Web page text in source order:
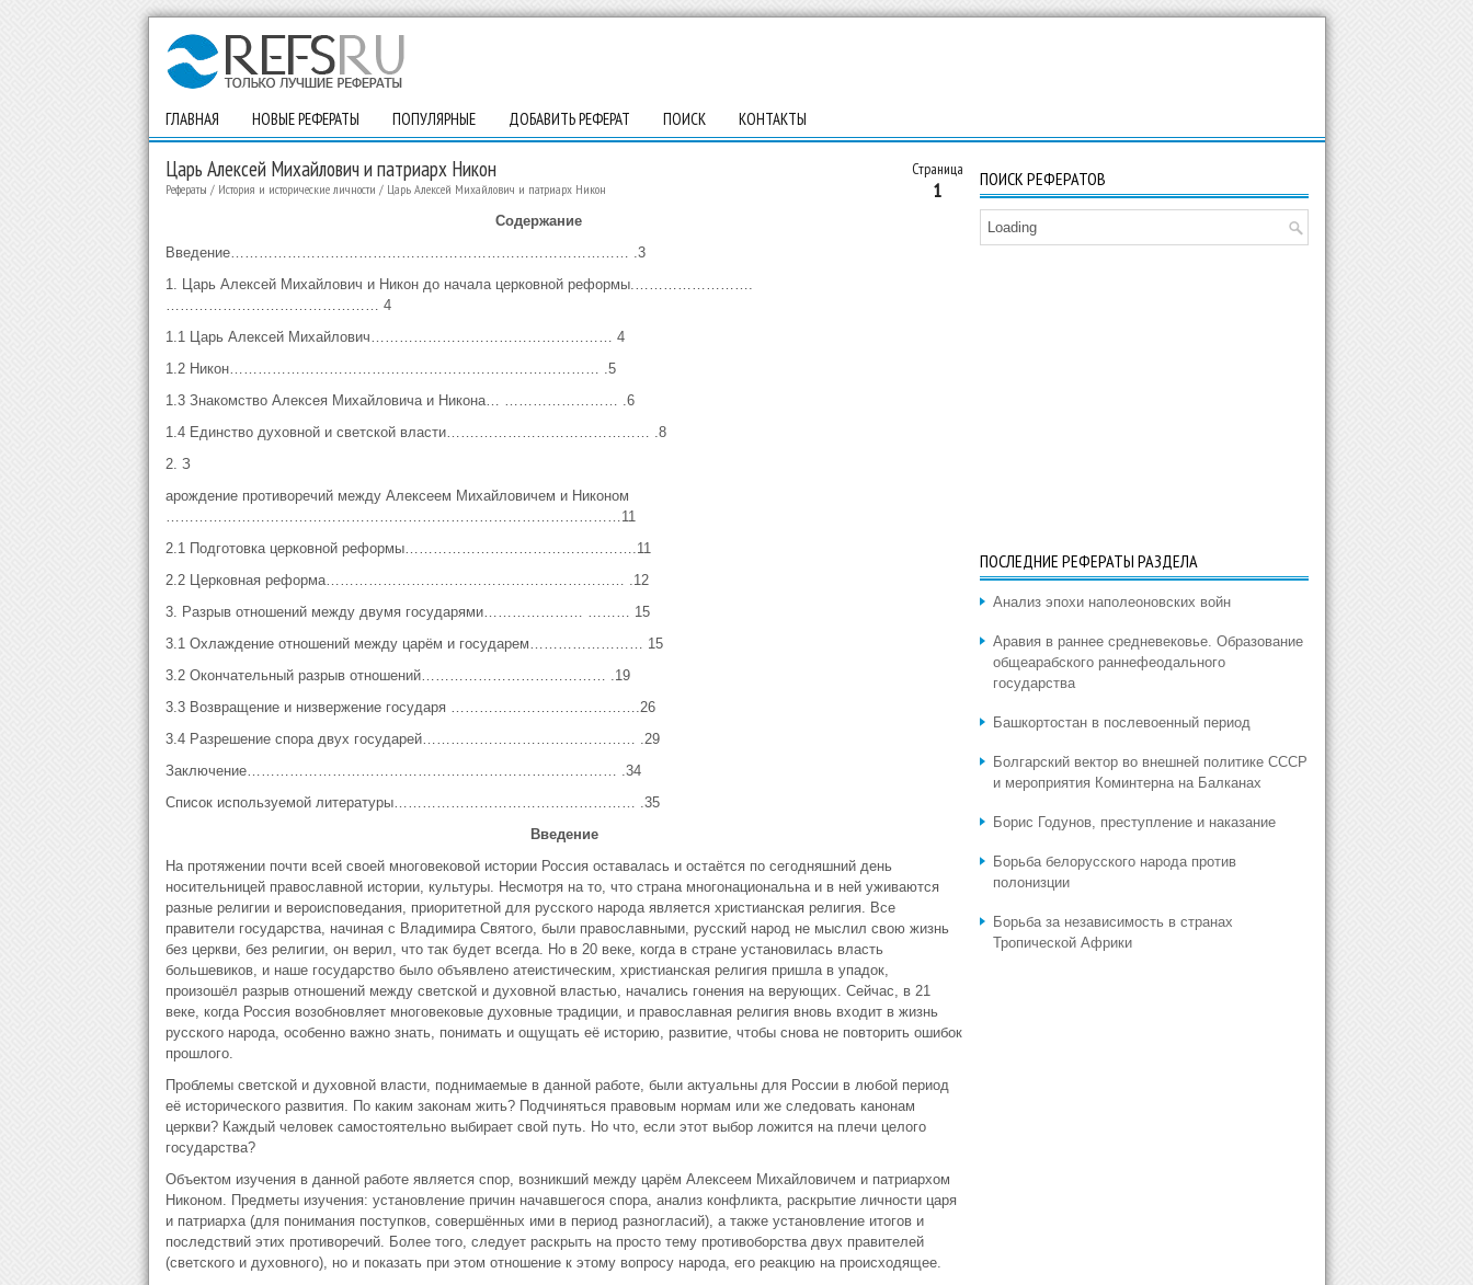
ГЛАВНАЯ НОВЫЕ РЕФЕРАТЫ ПОПУЛЯРНЫЕ ДОБАВИТЬ РЕФЕРАТ ПОИСК КОНТАКТЫ
Страница
1
Царь Алексей Михайлович и патриарх Никон
Рефераты / История и исторические личности / Царь Алексей Михайлович и патриарх Никон
Содержание
Введение………………………………………………………………………… .3
1. Царь Алексей Михайлович и Никон до начала церковной реформы.…………………….
……………………………………… 4
1.1 Царь Алексей Михайлович…………………………………………… 4
1.2 Никон…………………………………………………………………… .5
1.3 Знакомство Алексея Михайловича и Никона… …………………… .6
1.4 Единство духовной и светской власти…….……………………………… .8
2. З
арождение противоречий между Алексеем Михайловичем и Никоном
……………………………………………………………………………………11
2.1 Подготовка церковной реформы………………………………………….11
2.2 Церковная реформа……………………………………………………… .12
3. Разрыв отношений между двумя государями………………… ……… 15
3.1 Охлаждение отношений между царём и государем…………………… 15
3.2 Окончательный разрыв отношений………………………………… .19
3.3 Возвращение и низвержение государя ………………………………….26
3.4 Разрешение спора двух государей……………………………………… .29
Заключение…………………………………………………………………… .34
Список используемой литературы…………………………………………… .35
Введение
На протяжении почти всей своей многовековой истории Россия оставалась и остаётся по сегодняшний день
носительницей православной истории, культуры. Несмотря на то, что страна многонациональна и в ней уживаются
разные религии и вероисповедания, приоритетной для русского народа является христианская религия. Все
правители государства, начиная с Владимира Святого, были православными, русский народ не мыслил свою жизнь
без церкви, без религии, он верил, что так будет всегда. Но в 20 веке, когда в стране установилась власть
большевиков, и наше государство было объявлено атеистическим, христианская религия пришла в упадок,
произошёл разрыв отношений между светской и духовной властью, начались гонения на верующих. Сейчас, в 21
веке, когда Россия возобновляет многовековые духовные традиции, и православная религия вновь входит в жизнь
русского народа, особенно важно знать, понимать и ощущать её историю, развитие, чтобы снова не повторить ошибок
прошлого.
Проблемы светской и духовной власти, поднимаемые в данной работе, были актуальны для России в любой период
её исторического развития. По каким законам жить? Подчиняться правовым нормам или же следовать канонам
церкви? Каждый человек самостоятельно выбирает свой путь. Но что, если этот выбор ложится на плечи целого
государства?
Объектом изучения в данной работе является спор, возникший между царём Алексеем Михайловичем и патриархом
Никоном. Предметы изучения: установление причин начавшегося спора, анализ конфликта, раскрытие личности царя
и патриарха (для понимания поступков, совершённых ими в период разногласий), а также установление итогов и
последствий этих противоречий. Более того, следует раскрыть на просто тему противоборства двух правителей
(светского и духовного), но и показать при этом отношение к этому вопросу народа, его реакцию на происходящее.
ПОИСК РЕФЕРАТОВ
Loading
ПОСЛЕДНИЕ РЕФЕРАТЫ РАЗДЕЛА
Анализ эпохи наполеоновских войн
Аравия в раннее средневековье. Образование
общеарабского раннефеодального
государства
Башкортостан в послевоенный период
Болгарский вектор во внешней политике СССР
и мероприятия Коминтерна на Балканах
Борис Годунов, преступление и наказание
Борьба белорусского народа против
полонизции
Борьба за независимость в странах
Тропической Африки